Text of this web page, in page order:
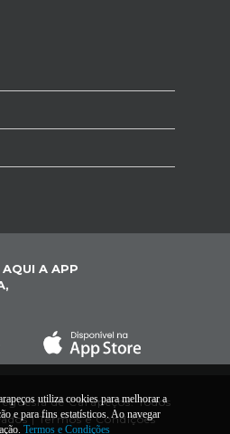
AQUI A APP
de Carapeços. Todos
|Termos e Condições
utiliza cookies para melhorar a
e para fins estatísticos. Ao navegar
Termos e Condições